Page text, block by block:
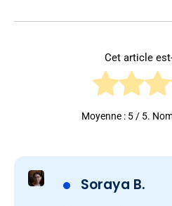
Cet article
Moyenne : 5 / 5.
Soraya B.